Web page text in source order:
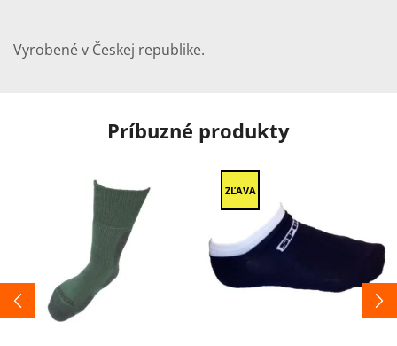
Vyrobené v Českej republike.
Príbuzné produkty
ZĽAVA